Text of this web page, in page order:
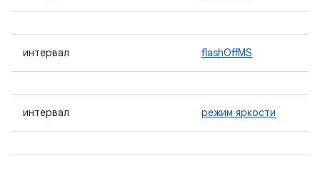
интервал flashOffMS
интервал режим яркости